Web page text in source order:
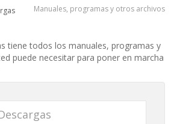
Manuales, programas y otros archivos
tiene todos los manuales, programas y
puede necesitar para poner en marcha